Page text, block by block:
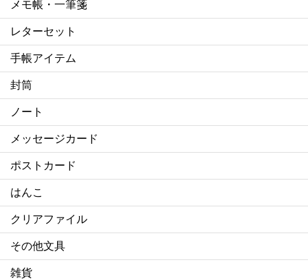
メモ帳・一筆箋
レターセット
手帳アイテム
封筒
ノート
メッセージカード
ポストカード
はんこ
クリアファイル
その他文具
雑貨